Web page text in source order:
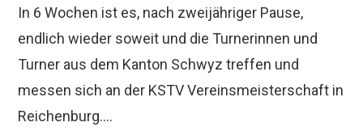
In 6 Wochen ist es, nach zweijähriger Pause,
endlich wieder soweit und die Turnerinnen und
Turner aus dem Kanton Schwyz treffen und
messen sich an der KSTV Vereinsmeisterschaft in
Reichenburg.…